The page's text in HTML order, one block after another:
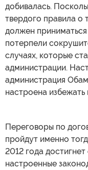
добивалась.
твердого правила о
должен
потерпели
случаях, которые
администрации.
администрация
настроена
Переговоры по
пройдут именно
2012 года
настроенные